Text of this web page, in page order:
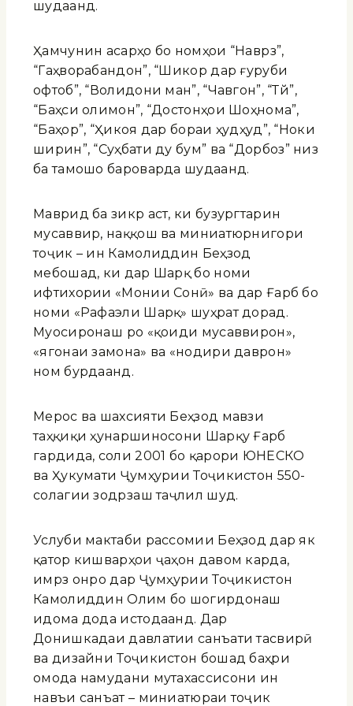
шудаанд.
Ҳамчунин асарҳо бо номҳои “Наврӯз”,
“Гаҳворабандон”, “Шикор дар ғуруби
офтоб”, “Волидони ман”, “Чавгон”, “Тӯй”,
“Баҳси олимон”, “Достонҳои Шоҳнома”,
“Баҳор”, “Ҳикоя дар бораи ҳудҳуд”, “Ноки
ширин”, “Суҳбати ду бум” ва “Дорбоз” низ
ба тамошо бароварда шудаанд.
Маврид ба зикр аст, ки бузургтарин
мусаввир, наққош ва миниатюрнигори
тоҷик – ин Камолиддин Беҳзод
мебошад, ки дар Шарқ бо номи
ифтихории «Монии Сонӣ» ва дар Ғарб бо
номи «Рафаэли Шарқ» шуҳрат дорад.
Муосиронаш ӯро «қоиди мусаввирон»,
«ягонаи замона» ва «нодири даврон»
ном бурдаанд.
Мерос ва шахсияти Беҳзод мавзӯи
таҳқиқи ҳунаршиносони Шарқу Ғарб
гардида, соли 2001 бо қарори ЮНЕСКО
ва Ҳукумати Ҷумҳурии Тоҷикистон 550-
солагии зодрӯзаш таҷлил шуд.
Услуби мактаби рассомии Беҳзод дар як
қатор кишварҳои ҷаҳон давом карда,
имрӯз онро дар Ҷумҳурии Тоҷикистон
Камолиддин Олим бо шогирдонаш
идома дода истодаанд. Дар
Донишкадаи давлатии санъати тасвирӣ
ва дизайни Тоҷикистон бошад баҳри
омода намудани мутахассисони ин
навъи санъат – миниатюраи тоҷик